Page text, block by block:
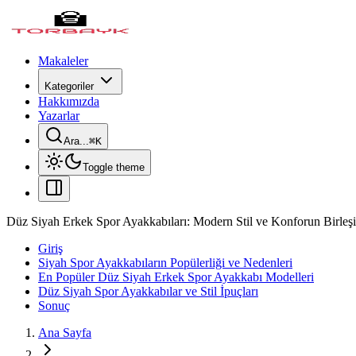
Makaleler
Kategoriler
Hakkımızda
Yazarlar
Ara...⌘K
Toggle theme
Düz Siyah Erkek Spor Ayakkabıları: Modern Stil ve Konforun
Giriş
Siyah Spor Ayakkabıların Popülerliği ve Nedenleri
En Popüler Düz Siyah Erkek Spor Ayakkabı Modelleri
Düz Siyah Spor Ayakkabılar ve Stil İpuçları
Sonuç
Ana Sayfa